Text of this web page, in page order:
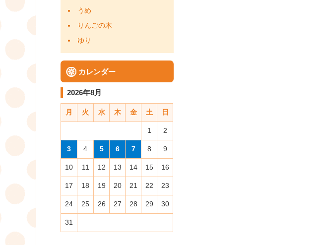
うめ
りんごの木
ゆり
カレンダー
2026年8月
月 火 水 木 金 土 日
1 2
3 4 5 6 7 8 9
10 11 12 13 14 15 16
17 18 19 20 21 22 23
24 25 26 27 28 29 30
31